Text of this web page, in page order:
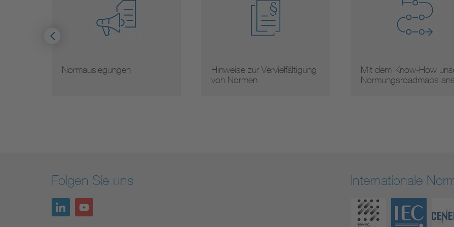
Normauslegungen
Hinweise zur Vervielfältigung
von Normen
Mit dem Know-How
Normungsroadmaps
Folgen Sie uns Internationale